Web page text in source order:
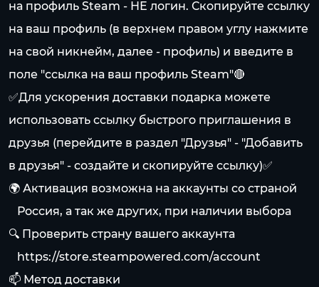
на профиль Steam - НЕ логин. Скопируйте ссылку
на ваш профиль (в верхнем правом углу нажмите
на свой никнейм, далее - профиль) и введите в
поле "ссылка на ваш профиль Steam"🔴
✅Для ускорения доставки подарка можете
использовать ссылку быстрого приглашения в
друзья (перейдите в раздел "Друзья" - "Добавить
в друзья" - создайте и скопируйте ссылку)✅
🌍 Активация возможна на аккаунты со страной
⠀Россия, а так же других, при наличии выбора
🔍 Проверить страну вашего аккаунта
https://store.steampowered.com/account
📫 Метод доставки